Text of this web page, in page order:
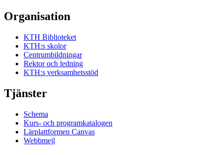
Organisation
KTH Biblioteket
KTH:s skolor
Centrumbildningar
Rektor och ledning
KTH:s verksamhetsstöd
Tjänster
Schema
Kurs- och programkatalogen
Lärplattformen Canvas
Webbmejl